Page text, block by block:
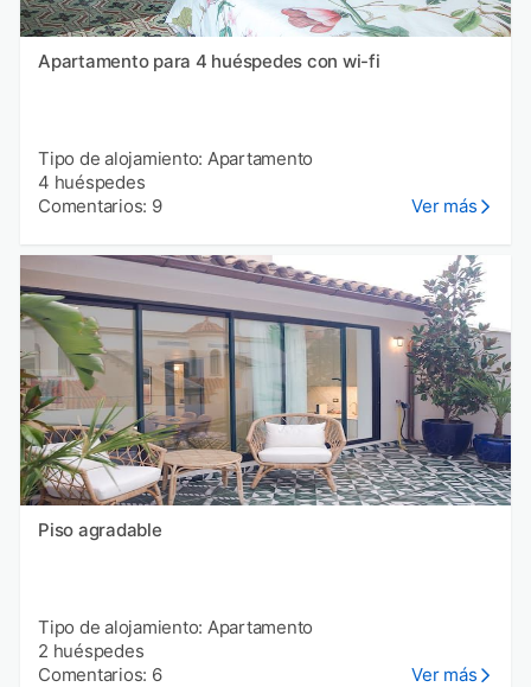
Apartamento para 4 huéspedes con wi-fi
Tipo de alojamiento: Apartamento
4 huéspedes
Comentarios: 9
Ver más
Piso agradable
Tipo de alojamiento: Apartamento
2 huéspedes
Comentarios: 6
Ver más